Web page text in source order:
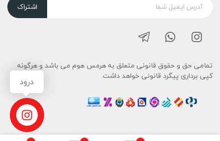
اشتراک
تمامی حق و حقوق قانونی متعلق به هرمس هوم می باشد و هرگونه
کپی برداری پیگرد قانونی خواهد داشت.
درود